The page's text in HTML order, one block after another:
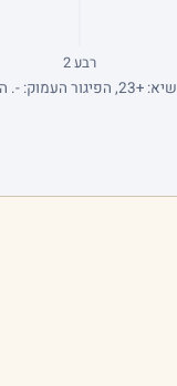
רבע 2